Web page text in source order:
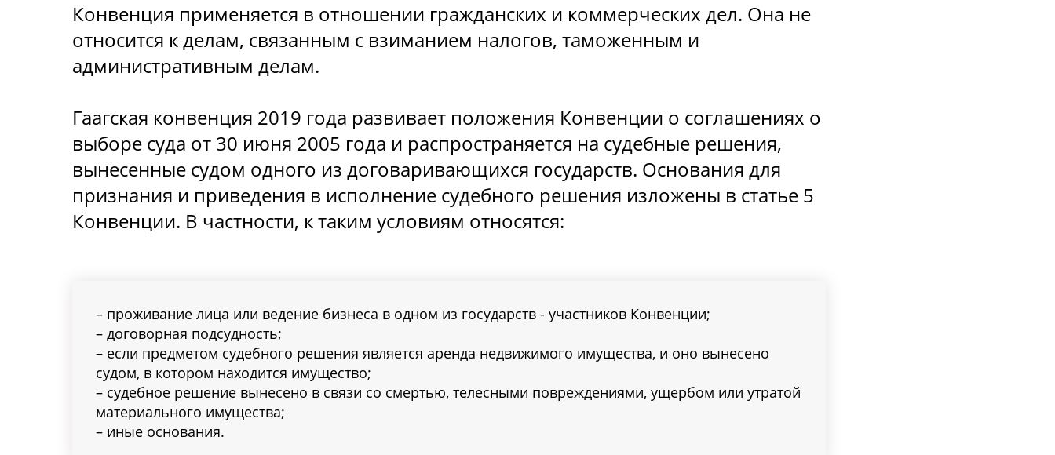
Конвенция применяется в отношении гражданских и коммерческих дел. Она не
относится к делам, связанным с взиманием налогов, таможенным и
административным делам.
Гаагская конвенция 2019 года развивает положения Конвенции о соглашениях о
выборе суда от 30 июня 2005 года и распространяется на судебные решения,
вынесенные судом одного из договаривающихся государств. Основания для
признания и приведения в исполнение судебного решения изложены в статье 5
Конвенции. В частности, к таким условиям относятся:
– проживание лица или ведение бизнеса в одном из государств - участников Конвенции;
– договорная подсудность;
– если предметом судебного решения является аренда недвижимого имущества, и оно вынесено
судом, в котором находится имущество;
– судебное решение вынесено в связи со смертью, телесными повреждениями, ущербом или утратой
материального имущества;
– иные основания.